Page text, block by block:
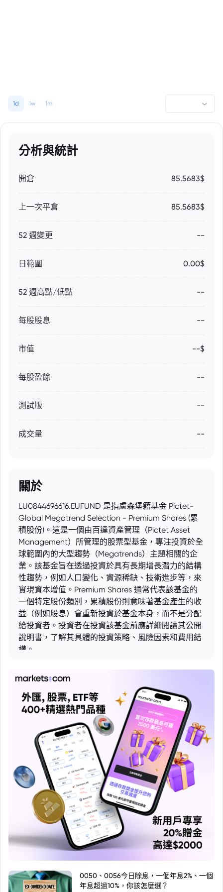
1d 1w 1m
分析與統計
開倉 85.5683$
上一次平倉 85.5683$
52 週變更 --
日範圍 0.00$
52 週高點/低點 --
每股股息 --
市值 --$
每股盈餘 --
測試版 --
成交量 --
關於
LU0844696616.EUFUND 是指盧森堡籍基金 Pictet-
Global Megatrend Selection - Premium Shares (累
積股份)。這是一個由百達資產管理（Pictet Asset
Management）所管理的股票型基金，專注投資於全
球範圍內的大型趨勢（Megatrends）主題相關的企
業。該基金旨在透過投資於具有長期增長潛力的結構
性趨勢，例如人口變化、資源稀缺、技術進步等，來
實現資本增值。Premium Shares 通常代表該基金的
一個特定股份類別，累積股份則意味著基金產生的收
益（例如股息）會重新投資於基金本身，而不是分配
給投資者。投資者在投資該基金前應詳細閱讀其公開
說明書，了解其具體的投資策略、風險因素和費用結
構。
0050、0056今日除息，一個年息2%、一個
年息超過10%，你該怎麼選？